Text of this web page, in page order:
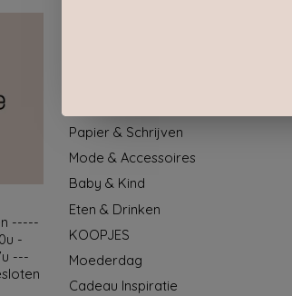
-----
-
---
Papier & Schrijven
Mode & Accessoires
Baby & Kind
Eten & Drinken
KOOPJES
Moederdag
Cadeau Inspiratie